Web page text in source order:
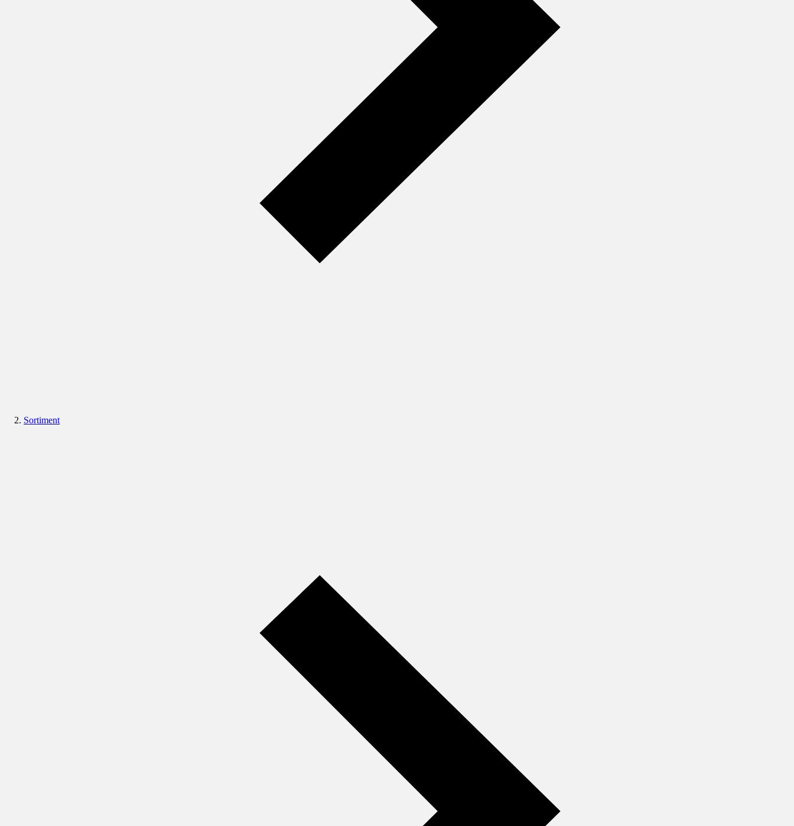
Sortiment